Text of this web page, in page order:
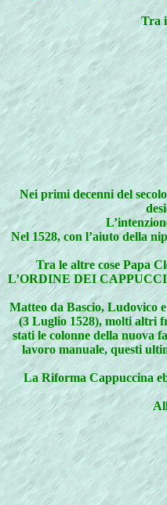
Tra
Nei primi decenni del
Nel 1528, con l’aiuto della
Tra le altre cose Papa
L’ORDINE DEI
Matteo da Bascio, Ludovico
(3 Luglio 1528), molti altri
stati le colonne della nuova
lavoro manuale, questi
La Riforma Cappuccina